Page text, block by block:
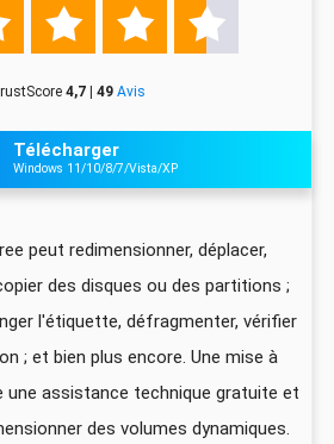
  
4,7 | 49 Avis
Télécharger
Windows 11/10/8/7/Vista/XP
peut redimensionner, déplacer,
des disques ou des partitions ;
l'étiquette, défragmenter, vérifier
; et bien plus encore. Une mise à
une assistance technique gratuite et
des volumes dynamiques.